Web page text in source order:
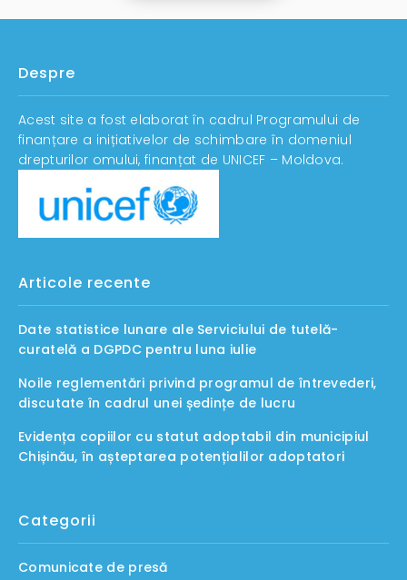
Despre
Acest site a fost elaborat în cadrul Programului de
finanțare a inițiativelor de schimbare în domeniul
drepturilor omului, finanțat de UNICEF – Moldova.
Articole recente
Date statistice lunare ale Serviciului de tutelă-
curatelă a DGPDC pentru luna iulie
Noile reglementări privind programul de întrevederi,
discutate în cadrul unei ședințe de lucru
Evidența copiilor cu statut adoptabil din municipiul
Chișinău, în așteptarea potențialilor adoptatori
Categorii
Comunicate de presă